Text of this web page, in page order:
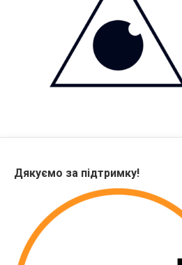
Дякуємо за підтримку!